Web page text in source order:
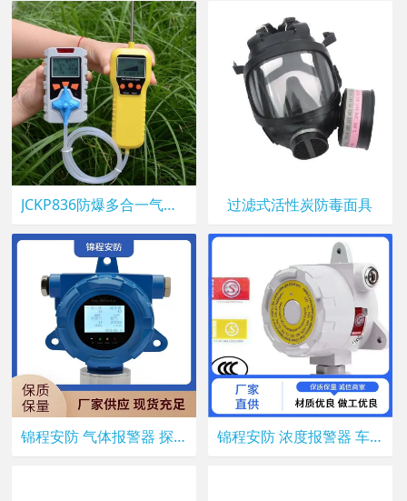
JCKP836防爆多合一气体检测仪 锦程安全多种气体检测仪 过滤式活性炭防毒面具
锦程安防 气体报警器 探测器加油站 隐形侦察器 锦程安防 浓度报警器 车间传感器 紧急反应工具